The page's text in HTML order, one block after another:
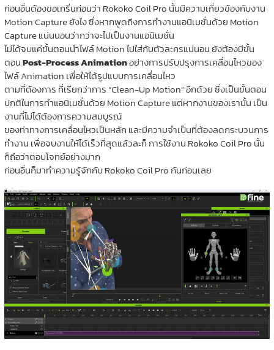
ก่อนอื่นต้องขอเกริ่นก่อนว่า Rokoko Coil Pro นั้นมีความเกี่ยวข้องกับงาน
Motion Capture ยังไง ซึ่งหากพูดถึงการทำงานแอนิเมชั่นด้วย Motion
Capture แน่นนอนว่ากว่าจะไปเป็นงานแอนิเมชั่น
ไม่ได้จบแค่ขั้นตอนนำไฟล์ Motion ไปใส่กับตัวละครแน่นอน ยังต้องมีขั้น
ตอนPost-Process Animationอย่างการปรับปรุงการเคลื่อนไหวของ
ไฟล์ Animation เพื่อให้ได้รูปแบบการเคลื่อนไหว
ตามที่ต้องการ ที่เรียกว่าการ “Clean-Up Motion” อีกด้วย ซึ่งเป็นขั้นตอน
ปกติในการทำแอนิเมชั่นด้วย Motion Capture แต่หากงานของเรานั้น เป็น
งานที่ไม่ได้ต้องการความสมบูรณ์
ของท่าทางการเคลื่อนไหวเป็นหลัก และมีความจำเป็นที่ต้องลดกระบวนการ
ทำงาน เพื่อจบงานให้ได้เร็วที่สุดแล้วละก็ การใช้งาน Rokoko Coil Pro นั้น
ก็ถือว่าตอบโจทย์อย่างมาก
ก่อนอื่นก็มาทำความรู้จักกับ Rokoko Coil Pro กันก่อนเลย